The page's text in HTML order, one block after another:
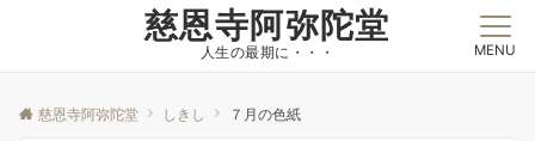
慈恩寺阿弥陀堂
人生の最期に・・・ MENU
慈恩寺阿弥陀堂 しきし ７月の色紙